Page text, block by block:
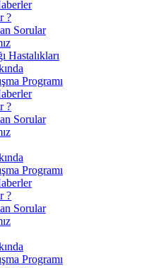
?
Sorular
Hastalıkları
Programı
?
Sorular
Programı
?
Sorular
Programı